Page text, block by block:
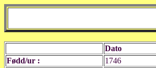
Dato
Fødd/ur :
1746